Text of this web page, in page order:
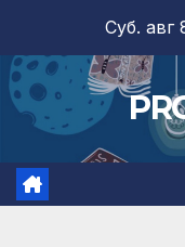
content
Суб. авг